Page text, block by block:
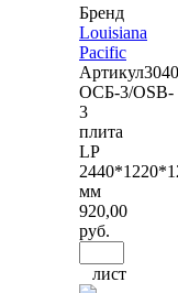
Бренд
Louisiana
Pacific
Артикул
ОСБ-3/OSB-
3
плита
LP
мм
920,00
руб.
лист